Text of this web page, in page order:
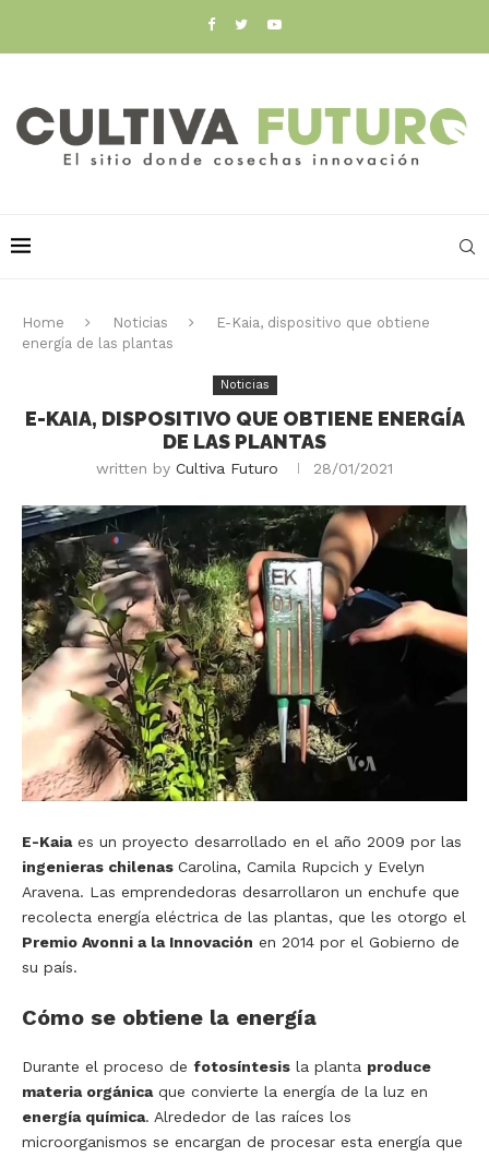
Home Noticias
E-Kaia, dispositivo que obtiene
energía de las plantas
Noticias
E-KAIA, DISPOSITIVO QUE OBTIENE ENERGÍA
DE LAS PLANTAS
written by Cultiva Futuro 28/01/2021
E-Kaiaes un proyecto desarrollado en el año 2009 por las
ingenieras chilenas Carolina, Camila Rupcich y Evelyn
Aravena. Las emprendedoras desarrollaron un enchufe que
recolecta energía eléctrica de las plantas, que les otorgo el
Premio Avonni a la Innovación en 2014 por el Gobierno de
su país.
Cómo se obtiene la energía
Durante el proceso de fotosíntesis la planta produce
materia orgánicaque convierte la energía de la luz en
energía química. Alrededor de las raíces los
microorganismos se encargan de procesar esta energía que